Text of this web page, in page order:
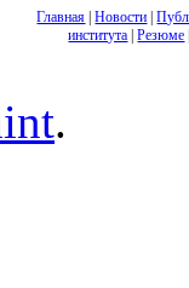
Главная |Новости |
института |Резюме
.